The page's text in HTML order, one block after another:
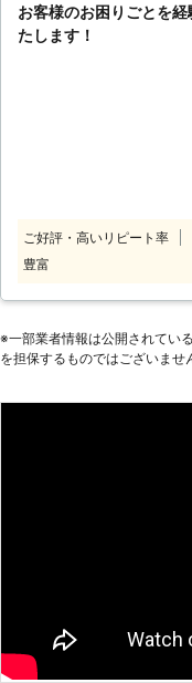
お客様のお困りごとを
たします！
ご好評・高いリピート率
豊富
※⼀部業者情報は公開されてい
を担保するものではございませ